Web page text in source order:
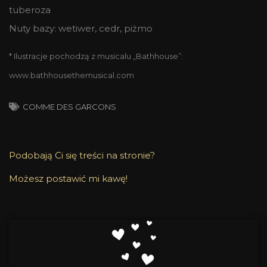
tuberoza
Nuty bazy: wetiwer, cedr, piżmo
* Ilustracje pochodzą z musicalu „Bathhouse”:
www.bathhousethemusical.com
COMME DES GARCONS
Podobają Ci się treści na stronie?
Możesz postawić mi kawę!